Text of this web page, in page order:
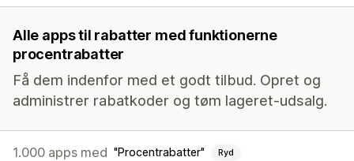
Alle apps til rabatter med funktionerne
procentrabatter
Få dem indenfor med et godt tilbud. Opret og
administrer rabatkoder og tøm lageret-udsalg.
1.000 apps med Procentrabatter Ryd